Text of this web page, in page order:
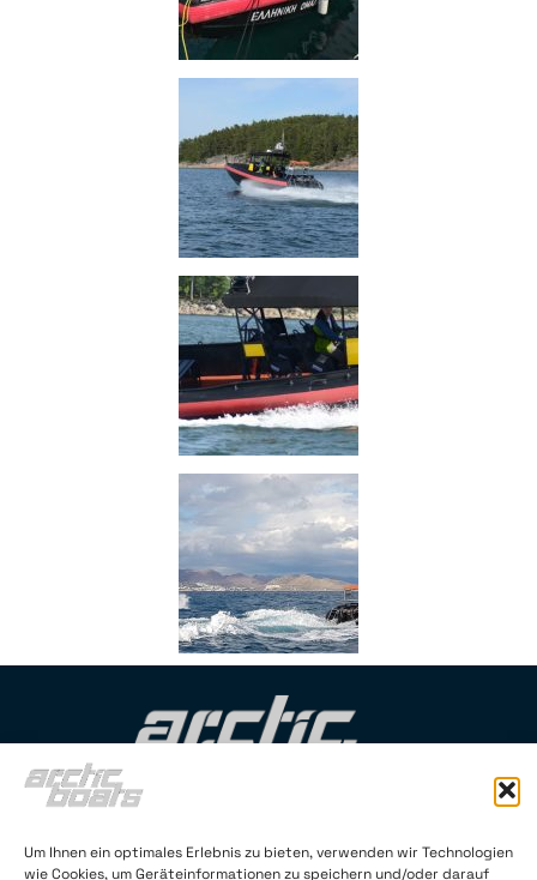
Um Ihnen ein optimales Erlebnis zu bieten, verwenden wir Technologien
wie Cookies, um Geräteinformationen zu speichern und/oder darauf
Neitsytpolku 3C 35